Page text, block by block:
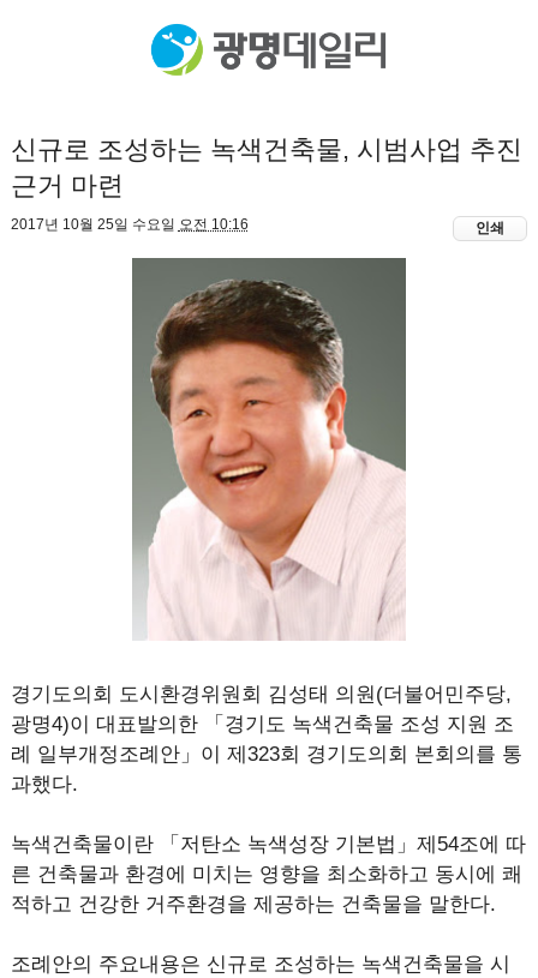
신규로 조성하는 녹색건축물, 시범사업 추진
근거 마련
2017년 10월 25일 수요일 오전 10:16 인쇄
경기도의회 도시환경위원회 김성태 의원(더불어민주당,
광명4)이 대표발의한 「경기도 녹색건축물 조성 지원 조
례 일부개정조례안」이 제323회 경기도의회 본회의를 통
과했다.
녹색건축물이란 「저탄소 녹색성장 기본법」제54조에 따
른 건축물과 환경에 미치는 영향을 최소화하고 동시에 쾌
적하고 건강한 거주환경을 제공하는 건축물을 말한다.
조례안의 주요내용은 신규로 조성하는 녹색건축물을 시